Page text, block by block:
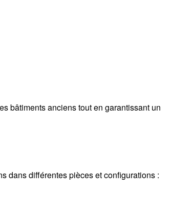
bâtiments anciens tout en garantissant un
dans différentes pièces et configurations :